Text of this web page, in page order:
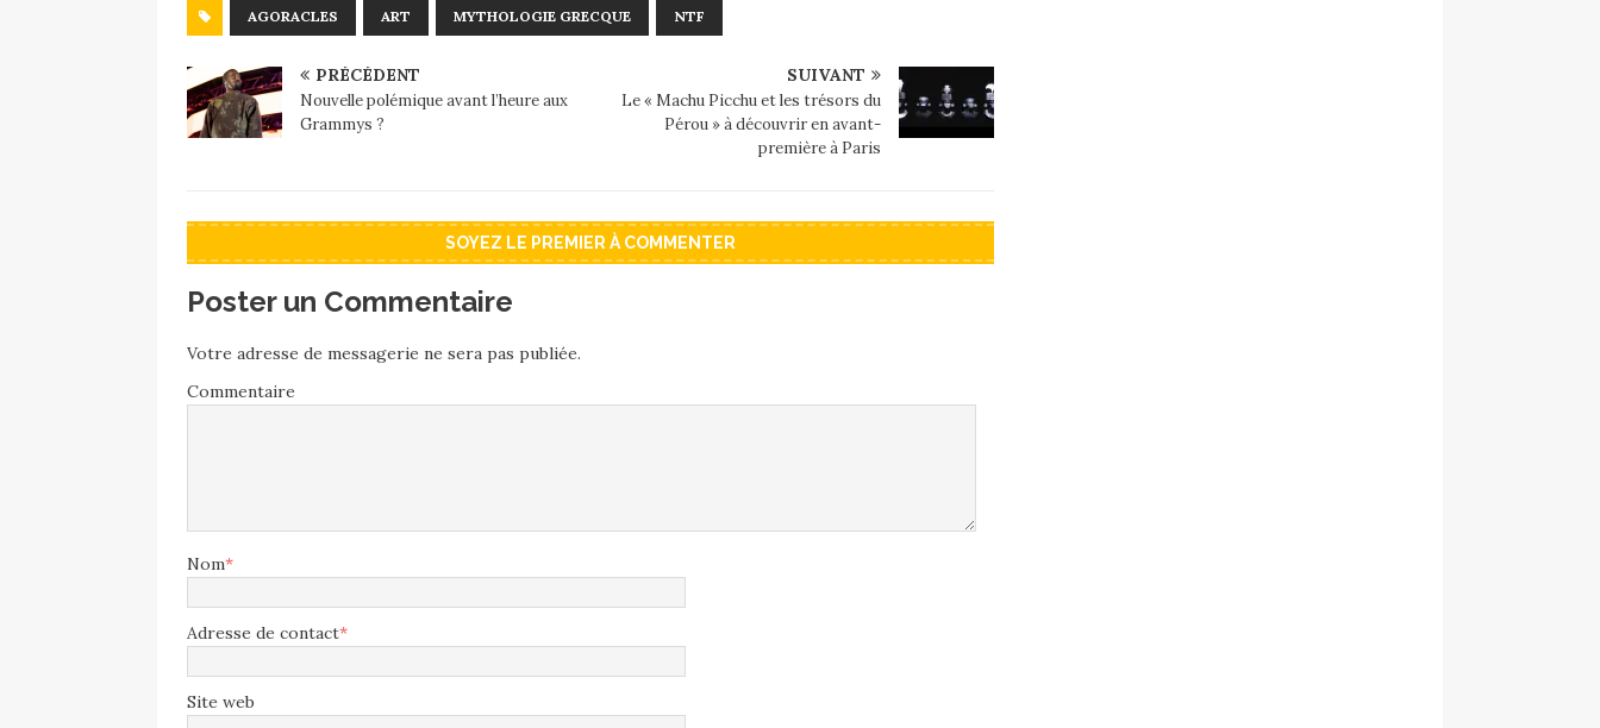
AGORACLES ART MYTHOLOGIE GRECQUE NTF
PRÉCÉDENT
Nouvelle polémique avant l’heure aux
Grammys ?
SUIVANT
Le « Machu Picchu et les trésors du
Pérou » à découvrir en avant-
première à Paris
SOYEZ LE PREMIER À COMMENTER
Poster un Commentaire
Votre adresse de messagerie ne sera pas publiée.
Commentaire
Nom*
Adresse de contact*
Site web